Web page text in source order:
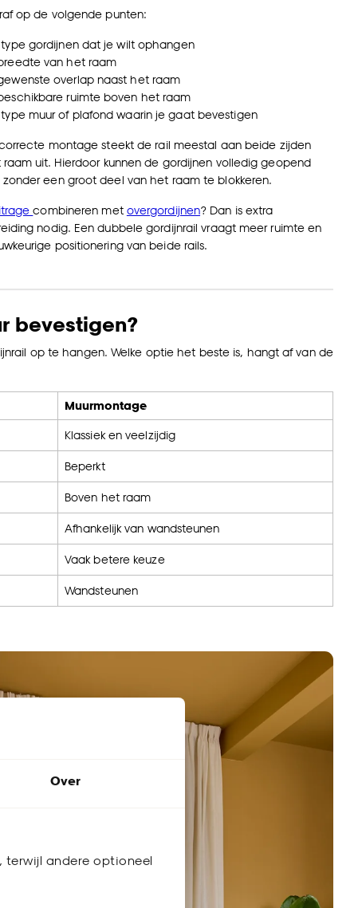
Over
terwijl andere optioneel
op de volgende punten:
gordijnen dat je wilt ophangen
van het raam
overlap naast het raam
ruimte boven het raam
muur of plafond waarin je gaat bevestigen
montage steekt de rail meestal aan beide zijden
uit. Hierdoor kunnen de gordijnen volledig geopend
een groot deel van het raam te blokkeren.
combineren met overgordijnen? Dan is extra
nodig. Een dubbele gordijnrail vraagt meer ruimte en
positionering van beide rails.
bevestigen?
op te hangen. Welke optie het beste is, hangt af van de
Muurmontage
Klassiek en veelzijdig
Beperkt
Boven het raam
Afhankelijk van wandsteunen
Vaak betere keuze
Wandsteunen